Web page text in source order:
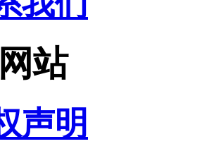
站
声明